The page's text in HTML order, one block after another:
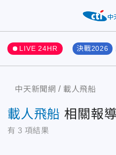
LIVE 24HR 決戰2026
中天新聞網 載人飛船
載人飛船 相關報導
有 3 項結果